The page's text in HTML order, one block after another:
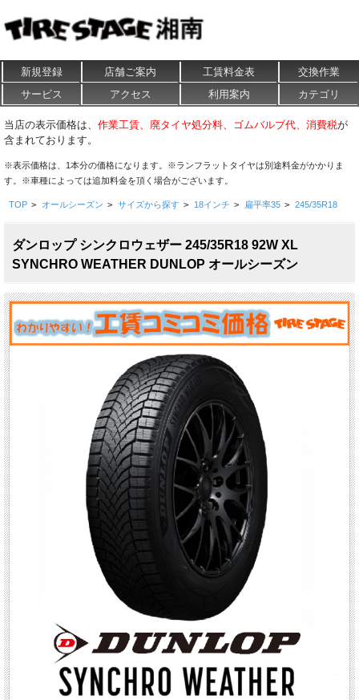
新規登録 店舗ご案内 工賃料金表
交換作業
サービス
アクセス 利用案内 カテゴリ
当店の表示価格は、 作業工賃、廃タイヤ処分料、ゴムバルブ代、消費税が
含まれております。
※表示価格は、1本分の価格になります。※ランフラットタイヤは別途料金がかかりま
す。※車種によっては追加料金を頂く場合がございます。
TOP > オールシーズン > サイズから探す > 18インチ > 扁平率35 > 245/35R18
ダンロップ シンクロウェザー 245/35R18 92W XL
SYNCHRO WEATHER DUNLOP オールシーズン